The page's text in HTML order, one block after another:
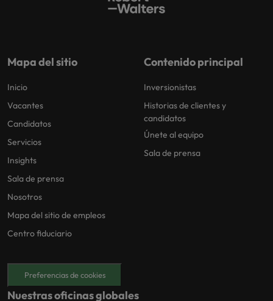
Mapa del sitio
Inicio
Vacantes
Candidatos
Servicios
Insights
Sala de prensa
Nosotros
Mapa del sitio de empleos
Centro fiduciario
Contenido principal
Inversionistas
Historias de clientes y
candidatos
Únete al equipo
Sala de prensa
Preferencias de cookies
Nuestras oficinas globales